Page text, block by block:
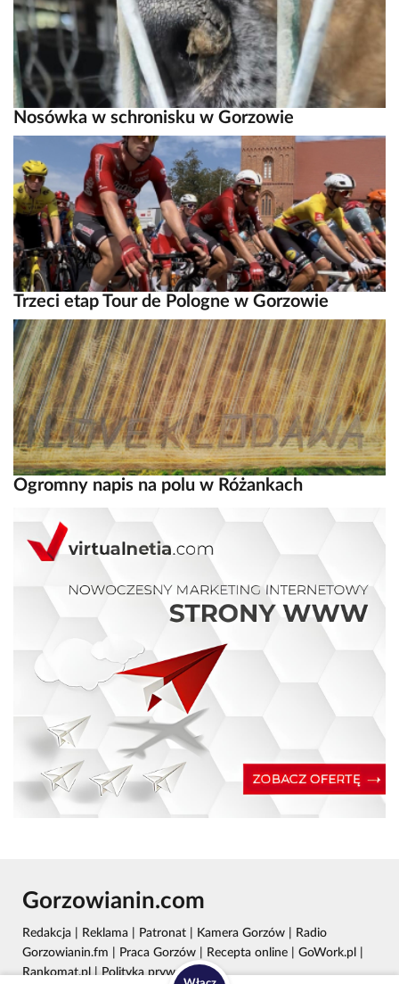
Nosówka w schronisku w Gorzowie
Trzeci etap Tour de Pologne w Gorzowie
Ogromny napis na polu w Różankach
Gorzowianin.com
Redakcja Reklama Patronat Kamera Gorzów
Radio
Gorzowianin.fm
Praca Gorzów Recepta online GoWork.pl
Rankomat.pl|Polityka prywatności